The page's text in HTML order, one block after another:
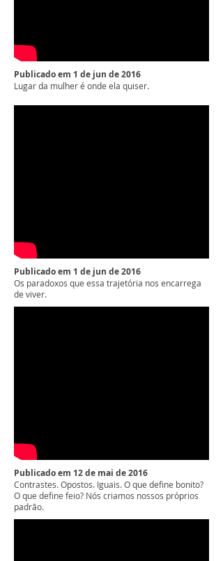
Publicado em 1 de jun de 2016
Lugar da mulher é onde ela quiser.
Publicado em 1 de jun de 2016
Os paradoxos que essa trajetória nos encarrega
de viver.
Publicado em 12 de mai de 2016
Contrastes. Opostos. Iguais. O que define bonito?
O que define feio? Nós criamos nossos próprios
padrão.